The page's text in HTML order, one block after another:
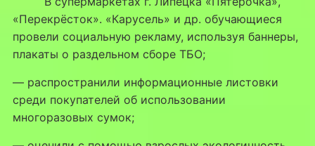
«Перекрёсток». «Карусель» и др. обучающиеся
провели социальную рекламу, используя баннеры,
плакаты о раздельном сборе ТБО;
— распространили информационные листовки
среди покупателей об использовании
многоразовых сумок;